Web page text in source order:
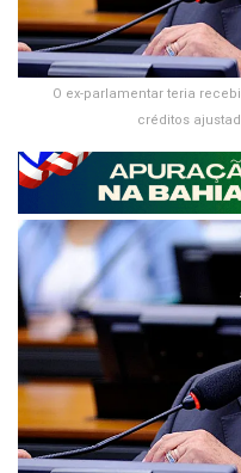
O ex-parlamentar teria
créditos